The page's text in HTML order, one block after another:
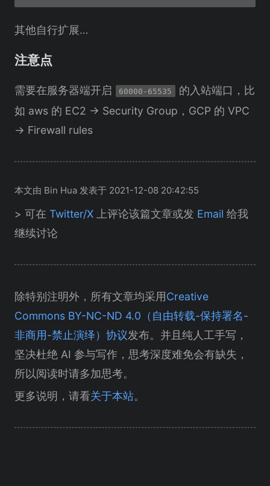
其他自行扩展…
注意点
需要在服务器端开启 60000-65535
的入站端口，比
如 aws 的 EC2 -> Security Group，GCP 的 VPC
-> Firewall rules
本文由 Bin Hua 发表于 2021-12-08 20:42:55
> 可在 Twitter/X 上评论该篇文章或发 Email 给我
继续讨论
除特别注明外，所有文章均采用Creative
Commons BY-NC-ND 4.0（自由转载-保持署名-
非商用-禁止演绎）协议发布。并且纯人工手写，
坚决杜绝 AI 参与写作，思考深度难免会有缺失，
所以阅读时请多加思考。
更多说明，请看关于本站。